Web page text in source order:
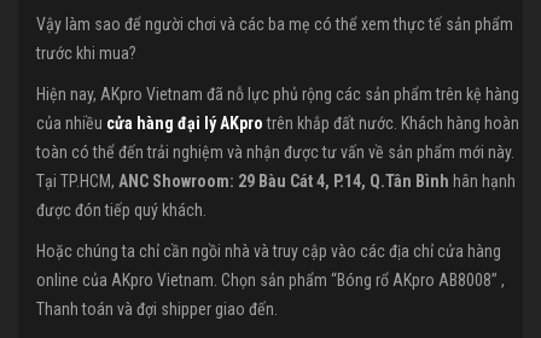
Vậy làm sao để người chơi và các ba mẹ có thể xem thực tế sản phẩm
trước khi mua?
Hiện nay, AKpro Vietnam đã nỗ lực phủ rộng các sản phẩm trên kệ hàng
của nhiều cửa hàng đại lý AKprotrên khắp đất nước. Khách hàng hoàn
toàn có thể đến trải nghiệm và nhận được tư vấn về sản phẩm mới này.
Tại TP.HCM, ANC Showroom: 29 Bàu Cát 4, P.14, Q.Tân Bình hân hạnh
được đón tiếp quý khách.
Hoặc chúng ta chỉ cần ngồi nhà và truy cập vào các địa chỉ cửa hàng
online của AKpro Vietnam. Chọn sản phẩm “Bóng rổ AKpro AB8008” ,
Thanh toán và đợi shipper giao đến.